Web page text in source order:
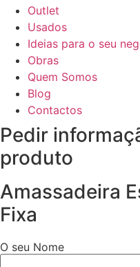
Outlet
Usados
Ideias para o seu
Obras
Quem Somos
Blog
Contactos
Pedir
produto
Amassadeira
Fixa
O seu Nome